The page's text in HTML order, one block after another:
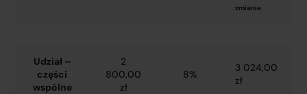
zmianie
Udział –
części
wspólne
2
800,00
zł
8%
3 024,00
zł